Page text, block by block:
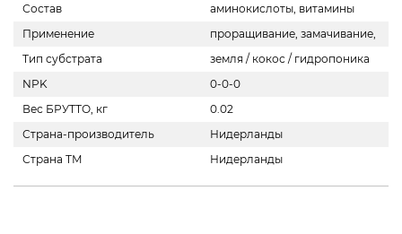
Состав
аминокислоты, витамины
Применение
проращивание, замачивание,
Тип субстрата
земля / кокос / гидропоника
NPK
0-0-0
Вес БРУТТО, кг
0.02
Страна-производитель
Нидерланды
Страна ТМ
Нидерланды